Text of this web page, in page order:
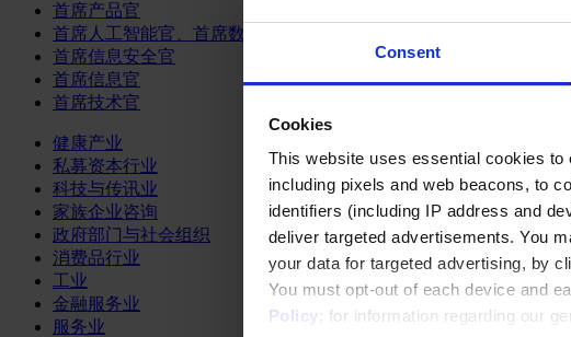
Consent
Cookies
This website uses essential cookies to
including pixels and web beacons, to
identifiers (including IP address and
deliver targeted advertisements. You
your data for targeted advertising, by
You must opt-out of each device and
Policy; for information regarding our
首席产品官
首席人工智能官、首席数据官和首席数据解析官
首席信息安全官
首席信息官
首席技术官
健康产业
私募资本行业
科技与传讯业
家族企业咨询
政府部门与社会组织
消费品行业
工业
金融服务业
服务业